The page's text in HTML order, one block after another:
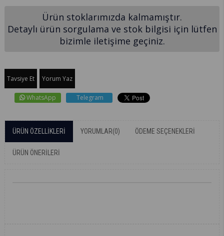
Ürün stoklarımızda kalmamıştır.
Detaylı ürün sorgulama ve stok bilgisi için lütfen
bizimle iletişime geçiniz.
Tavsiye Et Yorum Yaz
WhatsApp Telegram
ÜRÜN ÖZELLIKLERI YORUMLAR(0) ÖDEME SEÇENEKLERI
ÜRÜN ÖNERILERI